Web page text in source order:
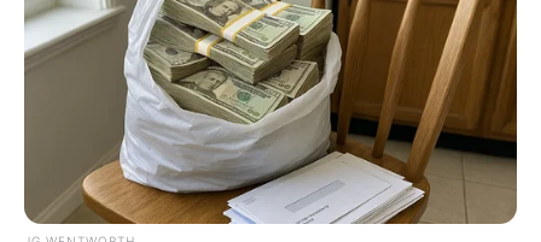
วันที่ 1 ส.ค. 2569 วันคล้ายวันสำเร็จ
มรรคผลพระโพธิสัตว์กวนอิม